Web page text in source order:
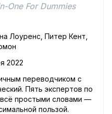
One For Dummies
Лоуренс, Питер Кент,
2022
переводчиком с
Пять экспертов по
простыми словами —
пользой.